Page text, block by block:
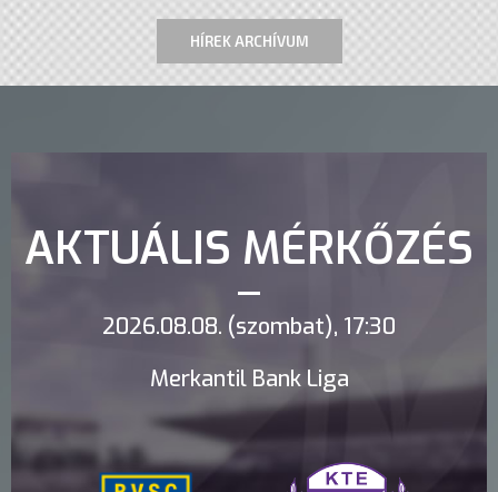
HÍREK ARCHÍVUM
AKTUÁLIS MÉRKŐZÉS
2026.08.08. (szombat), 17:30
Merkantil Bank Liga